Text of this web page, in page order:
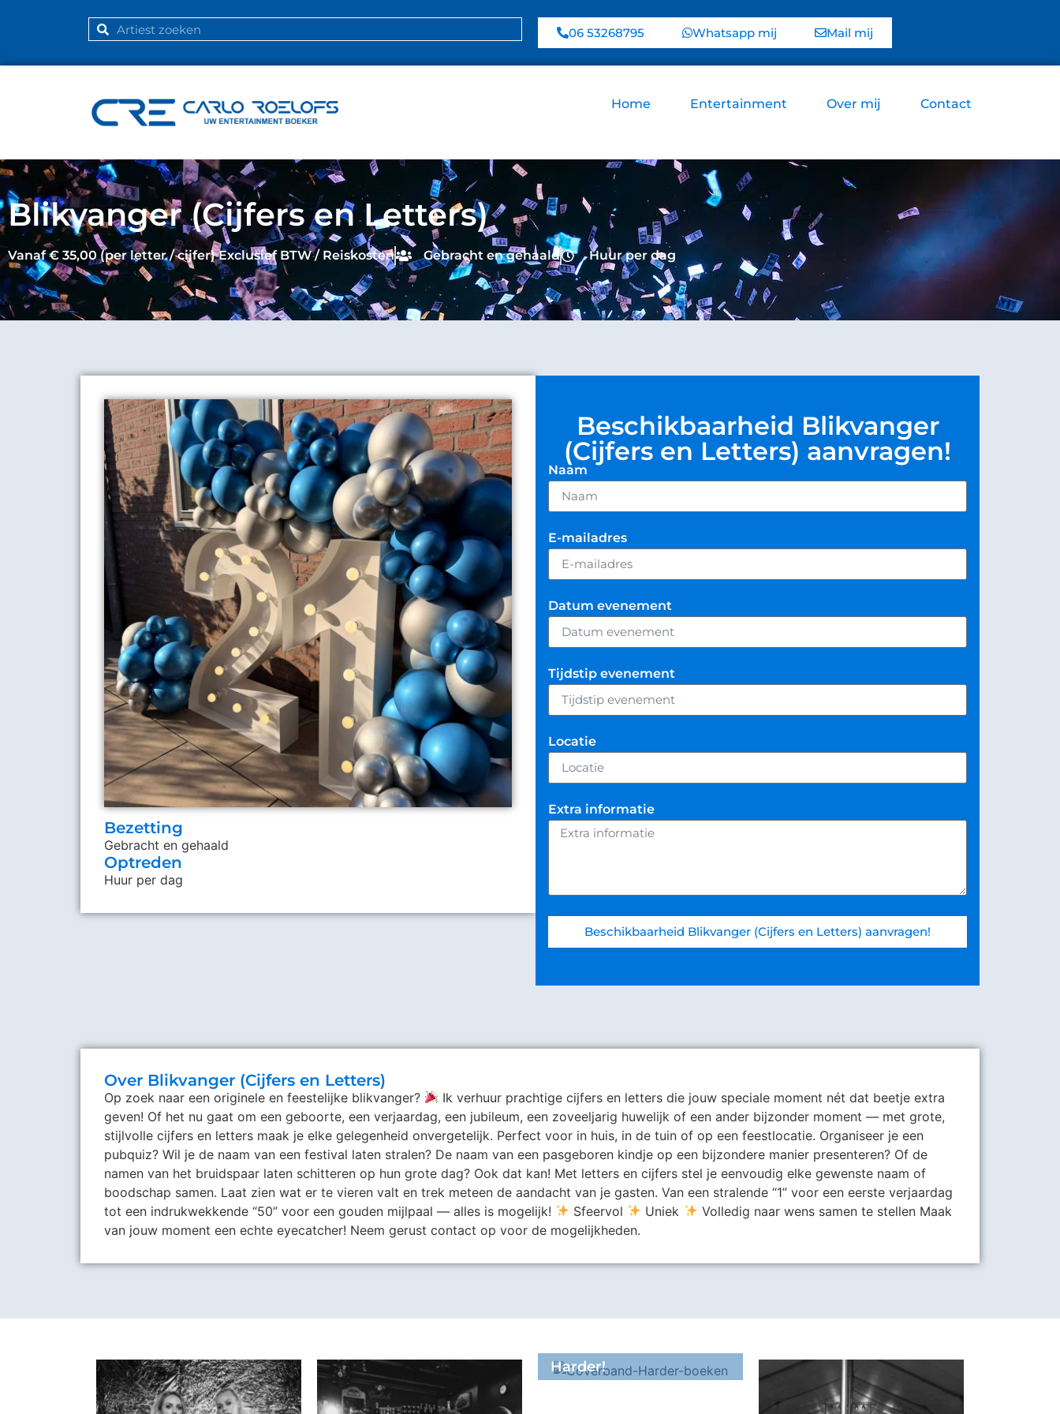
06 53268795 Whatsapp mij Mail mij
Home Entertainment Over mij Contact
Blikvanger (Cijfers en Letters)
Vanaf € 35,00 (per letter / cijfer) Exclusief BTW / Reiskosten Gebracht en gehaald Huur per dag
Bezetting
Gebracht en gehaald
Optreden
Huur per dag
Beschikbaarheid Blikvanger
(Cijfers en Letters) aanvragen!
Naam
E-mailadres
Datum evenement
Tijdstip evenement
Locatie
Extra informatie
Beschikbaarheid Blikvanger (Cijfers en Letters) aanvragen!
Over Blikvanger (Cijfers en Letters)
Op zoek naar een originele en feestelijke blikvanger?
Ik verhuur prachtige cijfers en letters die jouw speciale moment nét dat beetje extra
geven! Of het nu gaat om een geboorte, een verjaardag, een jubileum, een zoveeljarig huwelijk of een ander bijzonder moment — met grote,
stijlvolle cijfers en letters maak je elke gelegenheid onvergetelijk. Perfect voor in huis, in de tuin of op een feestlocatie. Organiseer je een
pubquiz? Wil je de naam van een festival laten stralen? De naam van een pasgeboren kindje op een bijzondere manier presenteren? Of de
namen van het bruidspaar laten schitteren op hun grote dag? Ook dat kan! Met letters en cijfers stel je eenvoudig elke gewenste naam of
boodschap samen. Laat zien wat er te vieren valt en trek meteen de aandacht van je gasten. Van een stralende “1” voor een eerste verjaardag
tot een indrukwekkende “50” voor een gouden mijlpaal — alles is mogelijk!
Sfeervol Uniek
Volledig naar wens samen te stellen Maak
van jouw moment een echte eyecatcher! Neem gerust contact op voor de mogelijkheden.
Harder!